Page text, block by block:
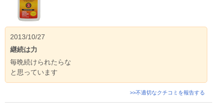
2013/10/27
継続は力
毎晩続けられたらな
と思っています
>>不適切なクチコミを報告する